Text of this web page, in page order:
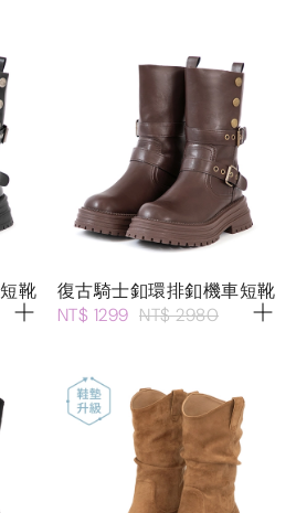
靴
復古騎士釦環排釦機車短靴
NT$ 1299 NT$ 2980